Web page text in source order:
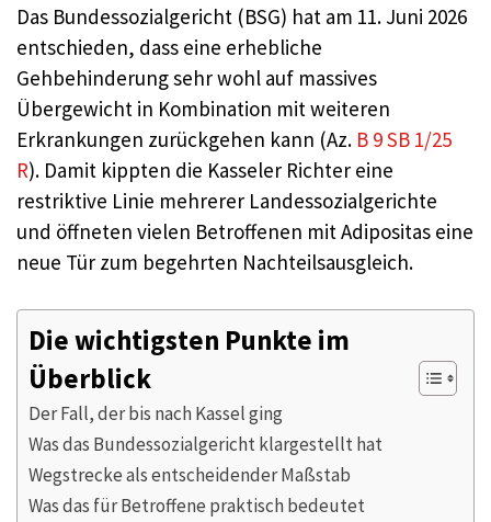
Das Bundessozialgericht (BSG) hat am 11. Juni 2026
entschieden, dass eine erhebliche
Gehbehinderung sehr wohl auf massives
Übergewicht in Kombination mit weiteren
Erkrankungen zurückgehen kann (Az. B 9 SB 1/25
R). Damit kippten die Kasseler Richter eine
restriktive Linie mehrerer Landessozialgerichte
und öffneten vielen Betroffenen mit Adipositas eine
neue Tür zum begehrten Nachteilsausgleich.
Die wichtigsten Punkte im
Überblick
Der Fall, der bis nach Kassel ging
Was das Bundessozialgericht klargestellt hat
Wegstrecke als entscheidender Maßstab
Was das für Betroffene praktisch bedeutet